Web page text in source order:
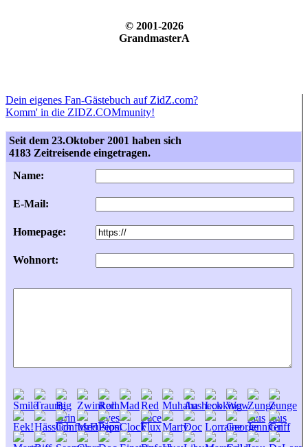
© 2001-2026
GrandmasterA
Dein eigenes Fan-Gästebuch auf ZidZ.com?
Komm' in die ZIDZ.COMmunity!
Seit dem 23.Oktober 2001 haben sich
4183 Zeitreisende eingetragen.
Name:
E-Mail:
Homepage:
Wohnort: